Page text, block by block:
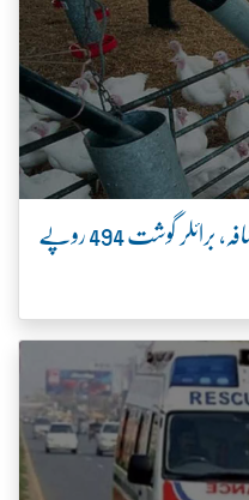
پولٹری مصنوعات کے دام میں اضافہ، برائلر گوشت 494 روپے